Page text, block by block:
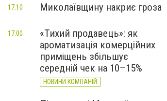
Миколаївщину накриє гроза
17:10
«Тихий продавець»: як
ароматизація комерційних
приміщень збільшує
середній чек на 10–15%
НОВИНИ КОМПАНІЙ
17:00